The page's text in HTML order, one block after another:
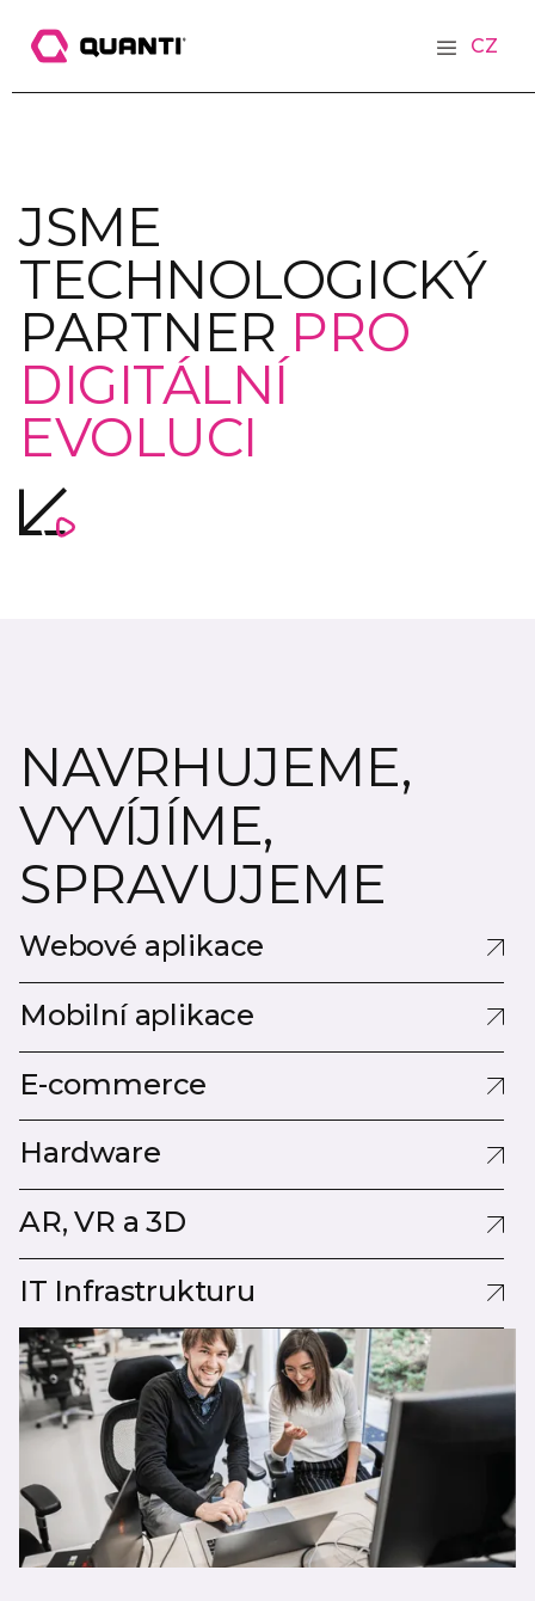
CZ
JSME
TECHNOLOGICKÝ
PARTNER PRO
DIGITÁLNÍ
EVOLUCI
NAVRHUJEME,
VYVÍJÍME,
SPRAVUJEME
Webové aplikace
Webové aplikace
Mobilní aplikace
Mobilní aplikace
E-commerce
E-commerce
Hardware
Vývoj hardwaru
AR, VR a 3D
AR, VR a 3D programování
IT Infrastrukturu
IT Infrastruktura